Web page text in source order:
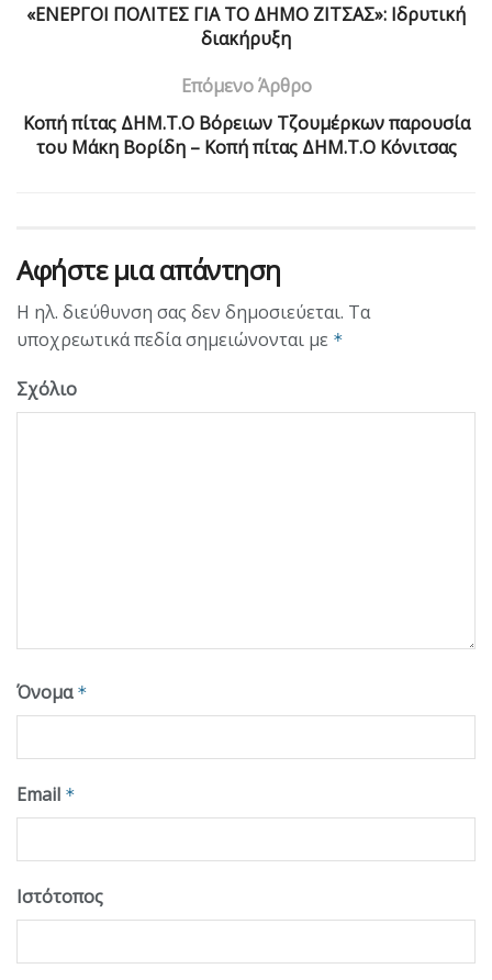
«ΕΝΕΡΓΟΙ ΠΟΛΙΤΕΣ ΓΙΑ ΤΟ ΔΗΜΟ ΖΙΤΣΑΣ»: Ιδρυτική
διακήρυξη
Επόμενο Άρθρο
Κοπή πίτας ΔΗΜ.Τ.Ο Βόρειων Τζουμέρκων παρουσία
του Μάκη Βορίδη – Κοπή πίτας ΔΗΜ.Τ.Ο Κόνιτσας
Αφήστε μια απάντηση
Η ηλ. διεύθυνση σας δεν δημοσιεύεται. Τα
υποχρεωτικά πεδία σημειώνονται με *
Σχόλιο
Όνομα *
Email *
Ιστότοπος